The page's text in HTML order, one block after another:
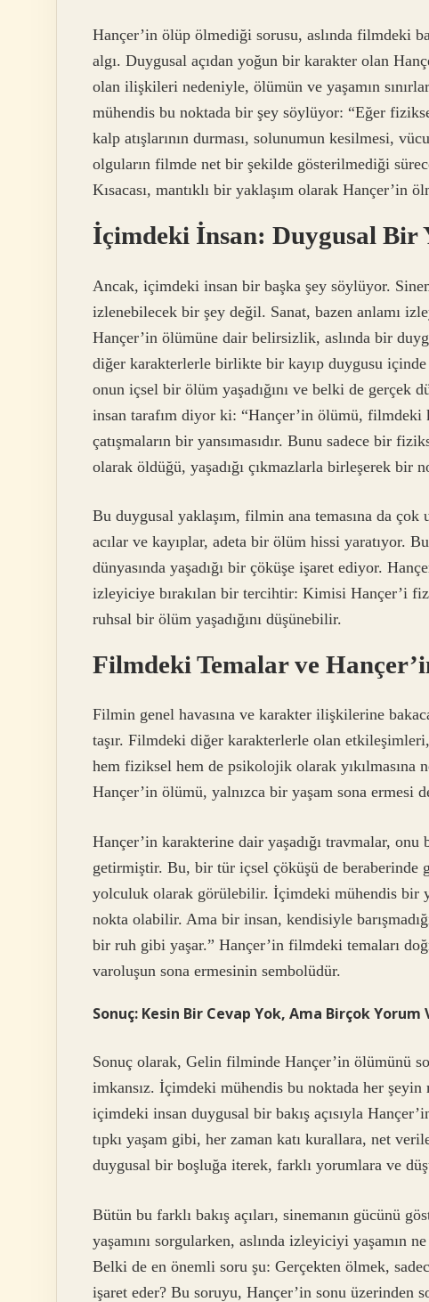
Hançer’in ölüp ölmediği sorusu, aslında filmdeki
algı. Duygusal açıdan yoğun bir karakter olan
olan ilişkileri nedeniyle, ölümün ve yaşamın
mühendis bu noktada bir şey söylüyor: “Eğer
kalp atışlarının durması, solunumun kesilmesi,
olguların filmde net bir şekilde gösterilmediği
Kısacası, mantıklı bir yaklaşım olarak Hançer’in
İçimdeki İnsan: Duygusal Bir
Ancak, içimdeki insan bir başka şey söylüyor.
izlenebilecek bir şey değil. Sanat, bazen anlamı
Hançer’in ölümüne dair belirsizlik, aslında bir
diğer karakterlerle birlikte bir kayıp duygusu içinde
onun içsel bir ölüm yaşadığını ve belki de
insan tarafım diyor ki: “Hançer’in ölümü, filmdeki
çatışmaların bir yansımasıdır. Bunu sadece bir
olarak öldüğü, yaşadığı çıkmazlarla birleşerek bir
Bu duygusal yaklaşım, filmin ana temasına da çok
acılar ve kayıplar, adeta bir ölüm hissi yaratıyor.
dünyasında yaşadığı bir çöküşe işaret ediyor.
izleyiciye bırakılan bir tercihtir: Kimisi Hançer’i
ruhsal bir ölüm yaşadığını düşünebilir.
Filmdeki Temalar ve
Filmin genel havasına ve karakter ilişkilerine
taşır. Filmdeki diğer karakterlerle olan
hem fiziksel hem de psikolojik olarak
Hançer’in ölümü, yalnızca bir yaşam sona ermesi
Hançer’in karakterine dair yaşadığı travmalar,
getirmiştir. Bu, bir tür içsel çöküşü de
yolculuk olarak görülebilir. İçimdeki mühendis bir
nokta olabilir. Ama bir insan, kendisiyle
bir ruh gibi yaşar.” Hançer’in filmdeki temaları
varoluşun sona ermesinin sembolüdür.
Sonuç: Kesin Bir Cevap Yok, Ama Birçok Yorum
Sonuç olarak, Gelin filminde Hançer’in ölümünü
imkansız. İçimdeki mühendis bu noktada her
içimdeki insan duygusal bir bakış açısıyla
tıpkı yaşam gibi, her zaman katı kurallara, net
duygusal bir boşluğa iterek, farklı yorumlara ve
Bütün bu farklı bakış açıları, sinemanın gücünü
yaşamını sorgularken, aslında izleyiciyi yaşamın
Belki de en önemli soru şu: Gerçekten ölmek,
işaret eder? Bu soruyu, Hançer’in sonu üzerinden